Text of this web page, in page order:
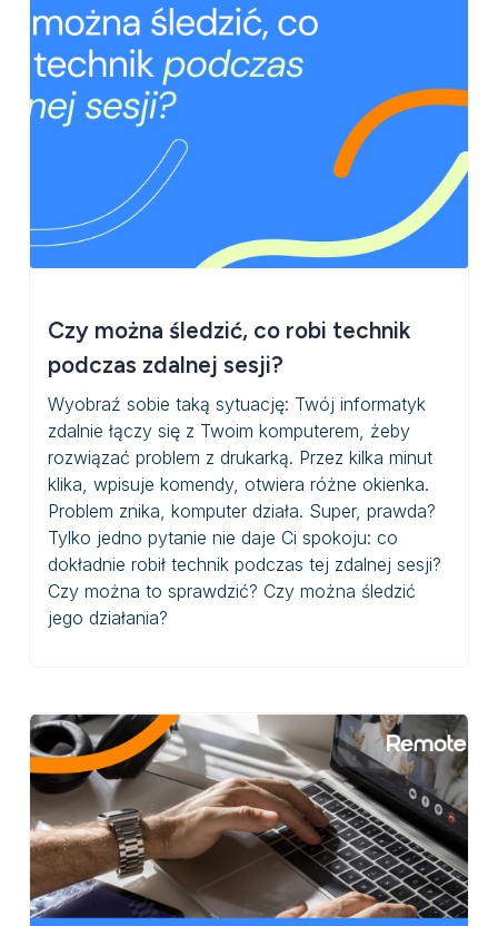
Czy można śledzić, co robi technik
podczas zdalnej sesji?
Wyobraź sobie taką sytuację: Twój informatyk
zdalnie łączy się z Twoim komputerem, żeby
rozwiązać problem z drukarką. Przez kilka minut
klika, wpisuje komendy, otwiera różne okienka.
Problem znika, komputer działa. Super, prawda?
Tylko jedno pytanie nie daje Ci spokoju: co
dokładnie robił technik podczas tej zdalnej sesji?
Czy można to sprawdzić? Czy można śledzić
jego działania?